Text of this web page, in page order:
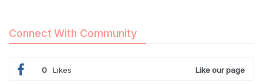
Connect With Community
0 Likes Like our page